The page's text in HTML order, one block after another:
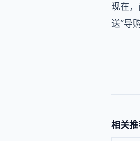
现在
送“导
相关